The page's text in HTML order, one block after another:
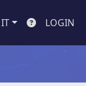
IT LOGIN